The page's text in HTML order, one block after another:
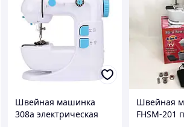
Швейная машинка
308a электрическая
Швейная
FHSM-201